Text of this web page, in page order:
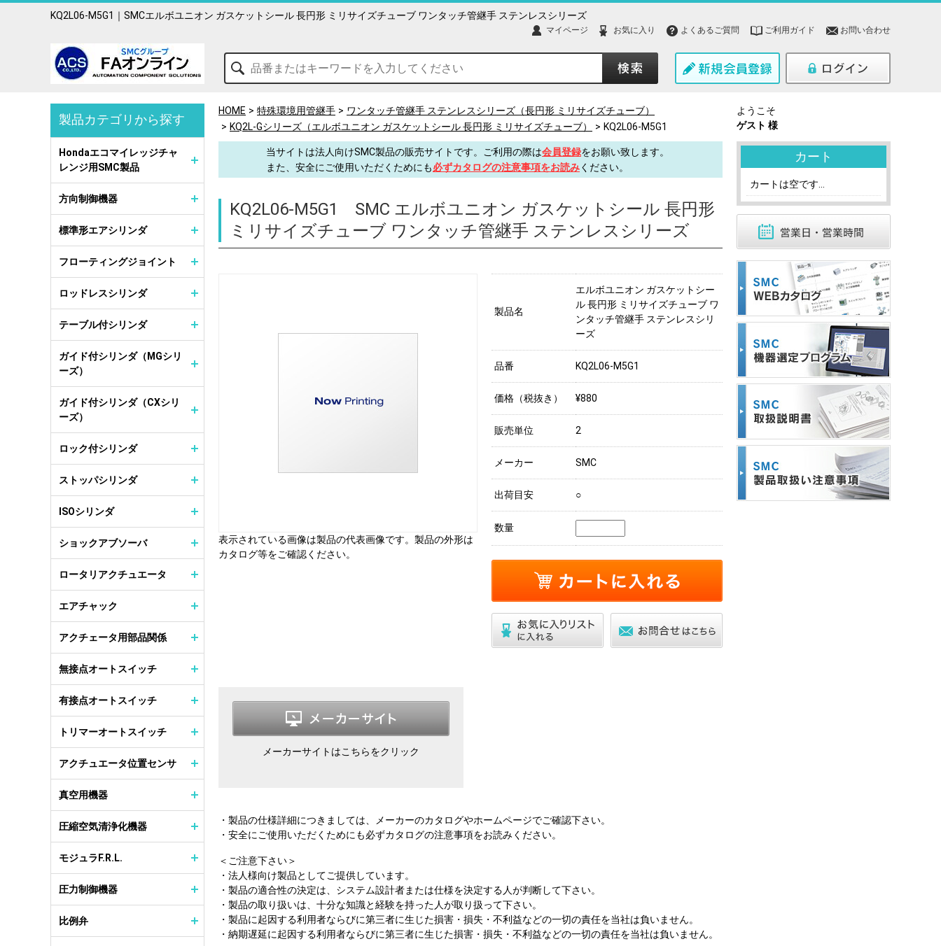
KQ2L06-M5G1｜SMCエルボユニオン ガスケットシール 長円形 ミリサイズチューブ ワンタッチ管継手 ステンレスシリーズ
マイページ お気に入り よくあるご質問 ご利用ガイド お問い合わせ
HOME 特殊環境用管継手
ワンタッチ管継手 ステンレスシリーズ（長円形 ミリサイズチューブ）
KQ2L-Gシリーズ（エルボユニオン ガスケットシール 長円形 ミリサイズチューブ）
KQ2L06-M5G1
当サイトは法人向けSMC製品の販売サイトです。ご利用の際は会員登録をお願い致します。
また、安全にご使用いただくためにも必ずカタログの注意事項をお読みください。
KQ2L06-M5G1
SMC エルボユニオン ガスケットシール 長円形
ミリサイズチューブ ワンタッチ管継手 ステンレスシリーズ
表示されている画像は製品の代表画像です。製品の外形は
カタログ等をご確認ください。
製品名
エルボユニオン ガスケットシー
ル 長円形 ミリサイズチューブ ワ
ンタッチ管継手 ステンレスシリ
ーズ
品番 KQ2L06-M5G1
価格（税抜き） ¥880
販売単位 2
メーカー SMC
出荷目安 ○
数量
メーカーサイトはこちらをクリック
・製品の仕様詳細につきましては、メーカーのカタログやホームページでご確認下さい。
・安全にご使用いただくためにも必ずカタログの注意事項をお読みください。
＜ご注意下さい＞
・法人様向け製品としてご提供しています。
・製品の適合性の決定は、システム設計者または仕様を決定する人が判断して下さい。
・製品の取り扱いは、十分な知識と経験を持った人が取り扱って下さい。
・製品に起因する利用者ならびに第三者に生じた損害・損失・不利益などの一切の責任を当社は負いません。
・納期遅延に起因する利用者ならびに第三者に生じた損害・損失・不利益などの一切の責任を当社は負いません。
製品カテゴリから探す
Hondaエコマイレッジチャ
レンジ用SMC製品
方向制御機器
標準形エアシリンダ
フローティングジョイント
ロッドレスシリンダ
テーブル付シリンダ
ガイド付シリンダ（MGシリ
ーズ）
ガイド付シリンダ（CXシリ
ーズ）
ロック付シリンダ
ストッパシリンダ
ISOシリンダ
ショックアブソーバ
ロータリアクチュエータ
エアチャック
アクチェータ用部品関係
無接点オートスイッチ
有接点オートスイッチ
トリマーオートスイッチ
アクチュエータ位置センサ
真空用機器
圧縮空気清浄化機器
モジュラF.R.L.
圧力制御機器
比例弁
ようこそ
ゲスト 様
カート
カートは空です...